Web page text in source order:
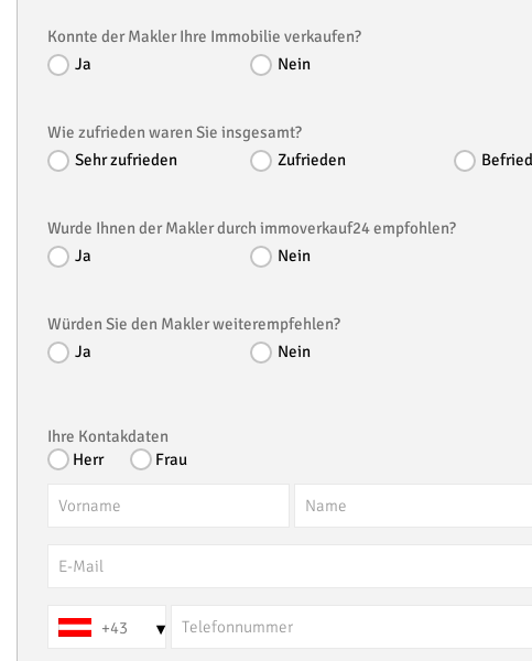
Konnte der Makler Ihre Immobilie verkaufen?
Ja
Nein
Wie zufrieden waren Sie insgesamt?
Sehr zufrieden
Zufrieden
Wurde Ihnen der Makler durch immoverkauf24 empfohlen?
Ja
Nein
Würden Sie den Makler weiterempfehlen?
Ja
Nein
Ihre Kontakdaten
Herr
Frau
+43 ▾